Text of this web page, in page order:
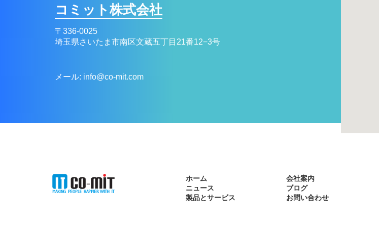
コミット株式会社
〒336-0025
埼玉県さいたま市南区文蔵五丁目21番12−3号
メール: info@co-mit.com
ホーム
ニュース
製品とサービス
会社案内
ブログ
お問い合わせ